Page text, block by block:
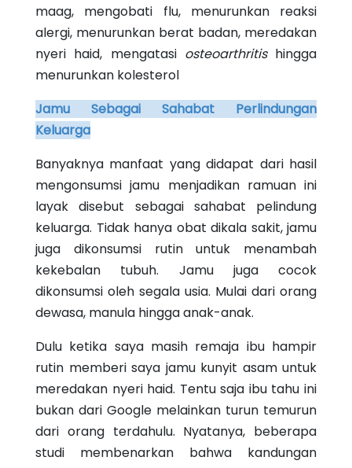
maag, mengobati flu, menurunkan reaksi
alergi, menurunkan berat badan, meredakan
nyeri haid, mengatasi osteoarthritishingga
menurunkan kolesterol
Jamu Sebagai Sahabat Perlindungan
Keluarga
Banyaknya manfaat yang didapat dari hasil
mengonsumsi jamu menjadikan ramuan ini
layak disebut sebagai sahabat pelindung
keluarga. Tidak hanya obat dikala sakit, jamu
juga dikonsumsi rutin untuk menambah
kekebalan tubuh. Jamu juga cocok
dikonsumsi oleh segala usia. Mulai dari orang
dewasa, manula hingga anak-anak.
Dulu ketika saya masih remaja ibu hampir
rutin memberi saya jamu kunyit asam untuk
meredakan nyeri haid. Tentu saja ibu tahu ini
bukan dari Google melainkan turun temurun
dari orang terdahulu. Nyatanya, beberapa
studi membenarkan bahwa kandungan